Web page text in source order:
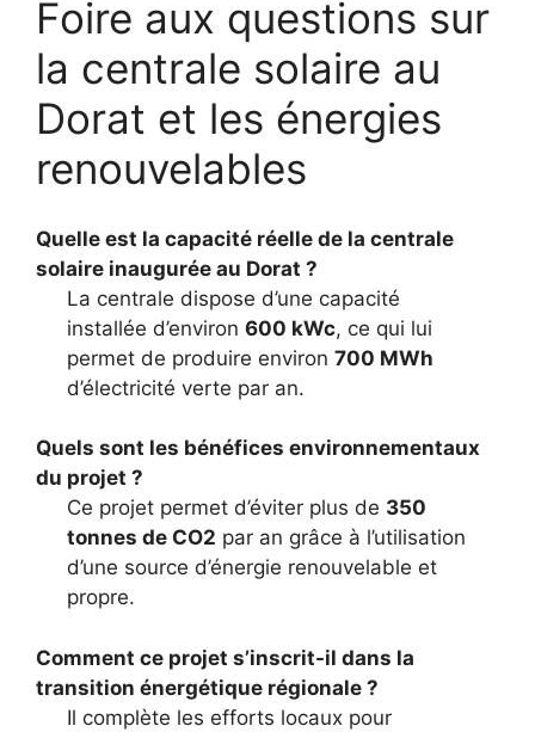
Foire aux questions sur
la centrale solaire au
Dorat et les énergies
renouvelables
Quelle est la capacité réelle de la centrale
solaire inaugurée au Dorat ?
La centrale dispose d’une capacité
installée d’environ 600 kWc, ce qui lui
permet de produire environ 700 MWh
d’électricité verte par an.
Quels sont les bénéfices environnementaux
du projet ?
Ce projet permet d’éviter plus de 350
tonnes de CO2 par an grâce à l’utilisation
d’une source d’énergie renouvelable et
propre.
Comment ce projet s’inscrit-il dans la
transition énergétique régionale ?
Il complète les efforts locaux pour